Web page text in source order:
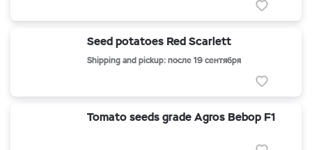
Seed potatoes Red Scarlett
Shipping and pickup: после 19 сентября
Tomato seeds grade Agros Bebop F1